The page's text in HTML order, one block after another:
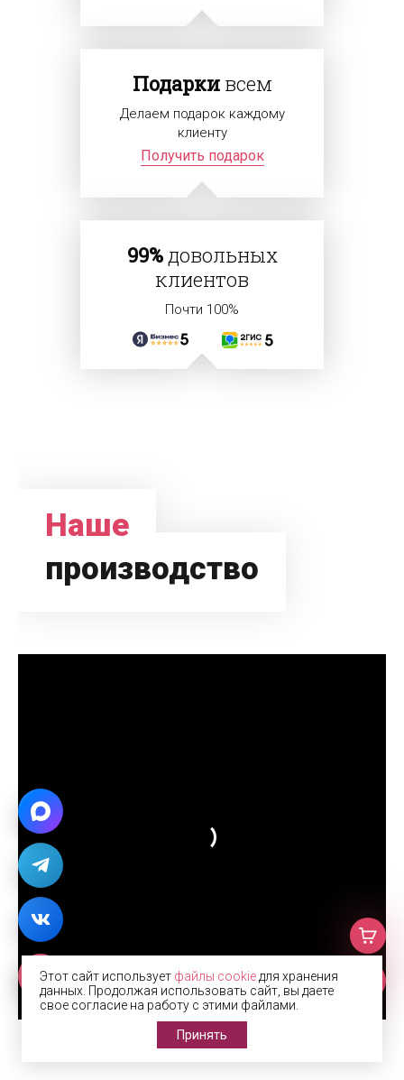
Подаркивсем
Делаем подарок каждому
клиенту
Получить подарок
99%довольных
клиентов
Почти 100%
Наше
производство
Этот сайт использует файлы cookie для хранения
данных. Продолжая использовать сайт, вы даете
свое согласие на работу с этими файлами.
Принять